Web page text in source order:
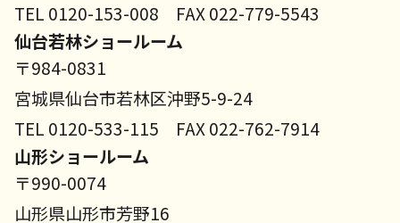
TEL 0120-153-008 FAX 022-779-5543
仙台若林ショールーム
〒984-0831
宮城県仙台市若林区沖野5-9-24
TEL 0120-533-115 FAX 022-762-7914
山形ショールーム
〒990-0074
山形県山形市芳野16